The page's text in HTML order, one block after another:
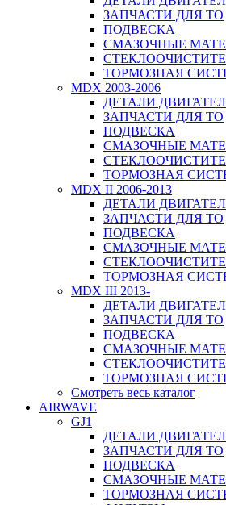
ЗАПЧАСТИ ДЛЯ ТО
ПОДВЕСКА
СМАЗОЧНЫЕ
ТОРМОЗНАЯ
MDX 2003-2006
ДЕТАЛИ
ЗАПЧАСТИ ДЛЯ ТО
ПОДВЕСКА
СМАЗОЧНЫЕ
ТОРМОЗНАЯ
MDX II 2006-2013
ДЕТАЛИ
ЗАПЧАСТИ ДЛЯ ТО
ПОДВЕСКА
СМАЗОЧНЫЕ
ТОРМОЗНАЯ
MDX III 2013-
ДЕТАЛИ
ЗАПЧАСТИ ДЛЯ ТО
ПОДВЕСКА
СМАЗОЧНЫЕ
ТОРМОЗНАЯ
Смотреть весь каталог
AIRWAVE
GJ1
ДЕТАЛИ
ЗАПЧАСТИ ДЛЯ ТО
ПОДВЕСКА
СМАЗОЧНЫЕ
ТОРМОЗНАЯ